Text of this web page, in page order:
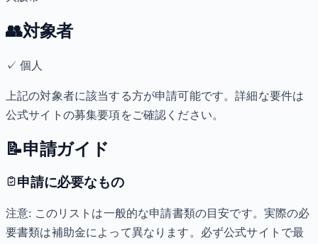
👥対象者
✓個人
上記の対象者に該当する方が申請可能です。詳細な要件は
公式サイトの募集要項をご確認ください。
📝申請ガイド
申請に必要なもの
注意: このリストは一般的な申請書類の目安です。実際の必
要書類は補助金によって異なります。必ず公式サイトで最